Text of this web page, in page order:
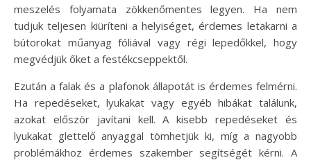
meszelés folyamata zökkenőmentes legyen. Ha nem
tudjuk teljesen kiüríteni a helyiséget, érdemes letakarni a
bútorokat műanyag fóliával vagy régi lepedőkkel, hogy
megvédjük őket a festékcseppektől.
Ezután a falak és a plafonok állapotát is érdemes felmérni.
Ha repedéseket, lyukakat vagy egyéb hibákat találunk,
azokat először javítani kell. A kisebb repedéseket és
lyukakat glettelő anyaggal tömhetjük ki, míg a nagyobb
problémákhoz érdemes szakember segítségét kérni. A